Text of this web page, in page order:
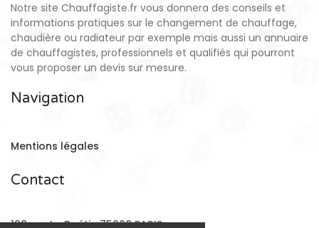
Notre site Chauffagiste.fr vous donnera des conseils et
informations pratiques sur le changement de chauffage,
chaudière ou radiateur par exemple mais aussi un annuaire
de chauffagistes, professionnels et qualifiés qui pourront
vous proposer un devis sur mesure.
Navigation
Mentions légales
Contact
128 rue La Boétie 75008 PARIS